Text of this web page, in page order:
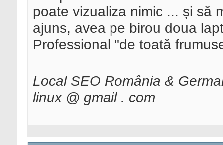
poate vizualiza nimic ... și să
ajuns, avea pe birou doua
Professional "de toată
Local SEO România &
linux @ gmail . com